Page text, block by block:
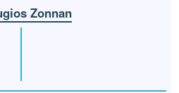
Zonnan